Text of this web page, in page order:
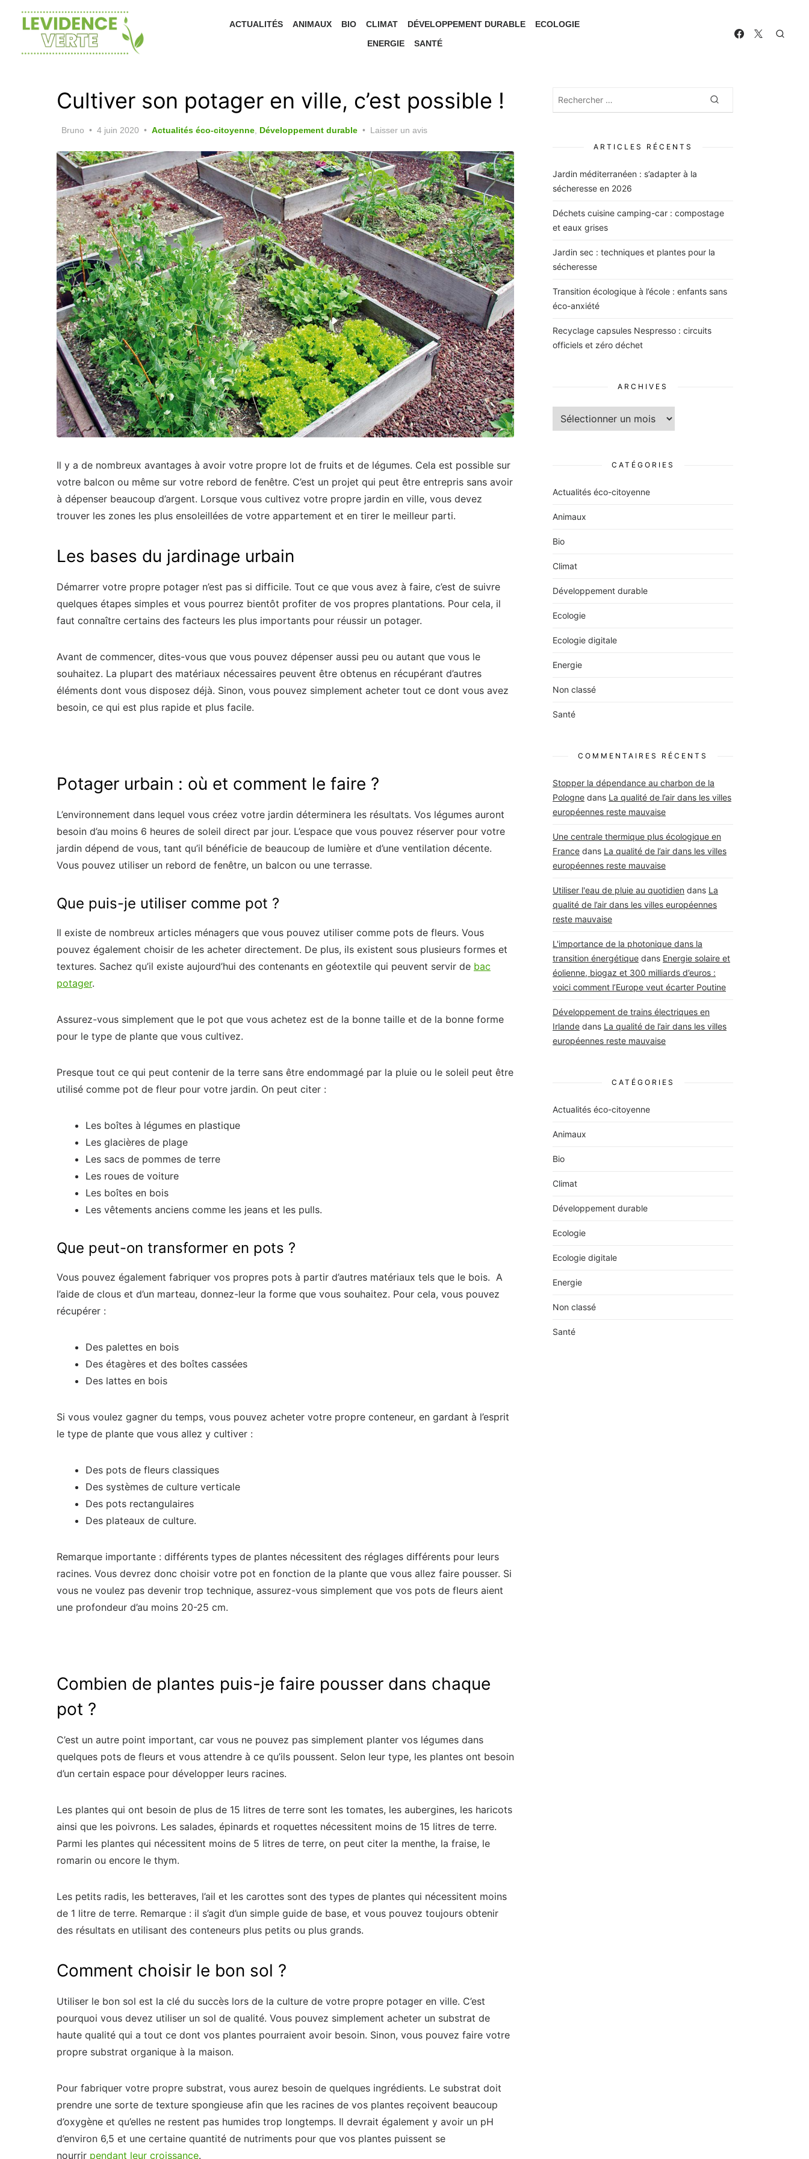
content
ACTUALITÉS ANIMAUX BIO CLIMAT DÉVELOPPEMENT DURABLE
ECOLOGIE
ENERGIE
SANTÉ
Cultiver son potager en ville, c’est possible !
Bruno
Posted
4 juin 2020 Actualités éco-citoyenne Développement durable Laisser un avis
Il y a de nombreux avantages à avoir votre propre lot de fruits et de légumes. Cela est possible sur
votre balcon ou même sur votre rebord de fenêtre. C’est un projet qui peut être entrepris sans avoir
à dépenser beaucoup d’argent. Lorsque vous cultivez votre propre jardin en ville, vous devez
trouver les zones les plus ensoleillées de votre appartement et en tirer le meilleur parti.
Les bases du jardinage urbain
Démarrer votre propre potager n’est pas si difficile. Tout ce que vous avez à faire, c’est de suivre
quelques étapes simples et vous pourrez bientôt profiter de vos propres plantations. Pour cela, il
faut connaître certains des facteurs les plus importants pour réussir un potager.
Avant de commencer, dites-vous que vous pouvez dépenser aussi peu ou autant que vous le
souhaitez. La plupart des matériaux nécessaires peuvent être obtenus en récupérant d’autres
éléments dont vous disposez déjà. Sinon, vous pouvez simplement acheter tout ce dont vous avez
besoin, ce qui est plus rapide et plus facile.
Potager urbain : où et comment le faire ?
L’environnement dans lequel vous créez votre jardin déterminera les résultats. Vos légumes auront
besoin d’au moins 6 heures de soleil direct par jour. L’espace que vous pouvez réserver pour votre
jardin dépend de vous, tant qu’il bénéficie de beaucoup de lumière et d’une ventilation décente.
Vous pouvez utiliser un rebord de fenêtre, un balcon ou une terrasse.
Que puis-je utiliser comme pot ?
Il existe de nombreux articles ménagers que vous pouvez utiliser comme pots de fleurs. Vous
pouvez également choisir de les acheter directement. De plus, ils existent sous plusieurs formes et
textures. Sachez qu’il existe aujourd’hui des contenants en géotextile qui peuvent servir de bac
potager.
Assurez-vous simplement que le pot que vous achetez est de la bonne taille et de la bonne forme
pour le type de plante que vous cultivez.
Presque tout ce qui peut contenir de la terre sans être endommagé par la pluie ou le soleil peut être
utilisé comme pot de fleur pour votre jardin. On peut citer :
Les boîtes à légumes en plastique
Les glacières de plage
Les sacs de pommes de terre
Les roues de voiture
Les boîtes en bois
Les vêtements anciens comme les jeans et les pulls.
Que peut-on transformer en pots ?
Vous pouvez également fabriquer vos propres pots à partir d’autres matériaux tels que le bois. A
l’aide de clous et d’un marteau, donnez-leur la forme que vous souhaitez. Pour cela, vous pouvez
récupérer :
Des palettes en bois
Des étagères et des boîtes cassées
Des lattes en bois
Si vous voulez gagner du temps, vous pouvez acheter votre propre conteneur, en gardant à l’esprit
le type de plante que vous allez y cultiver :
Des pots de fleurs classiques
Des systèmes de culture verticale
Des pots rectangulaires
Des plateaux de culture.
Remarque importante : différents types de plantes nécessitent des réglages différents pour leurs
racines. Vous devrez donc choisir votre pot en fonction de la plante que vous allez faire pousser. Si
vous ne voulez pas devenir trop technique, assurez-vous simplement que vos pots de fleurs aient
une profondeur d’au moins 20-25 cm.
Combien de plantes puis-je faire pousser dans chaque
pot ?
C’est un autre point important, car vous ne pouvez pas simplement planter vos légumes dans
quelques pots de fleurs et vous attendre à ce qu’ils poussent. Selon leur type, les plantes ont besoin
d’un certain espace pour développer leurs racines.
Les plantes qui ont besoin de plus de 15 litres de terre sont les tomates, les aubergines, les haricots
ainsi que les poivrons. Les salades, épinards et roquettes nécessitent moins de 15 litres de terre.
Parmi les plantes qui nécessitent moins de 5 litres de terre, on peut citer la menthe, la fraise, le
romarin ou encore le thym.
Les petits radis, les betteraves, l’ail et les carottes sont des types de plantes qui nécessitent moins
de 1 litre de terre. Remarque : il s’agit d’un simple guide de base, et vous pouvez toujours obtenir
des résultats en utilisant des conteneurs plus petits ou plus grands.
Comment choisir le bon sol ?
Utiliser le bon sol est la clé du succès lors de la culture de votre propre potager en ville. C’est
pourquoi vous devez utiliser un sol de qualité. Vous pouvez simplement acheter un substrat de
haute qualité qui a tout ce dont vos plantes pourraient avoir besoin. Sinon, vous pouvez faire votre
propre substrat organique à la maison.
Pour fabriquer votre propre substrat, vous aurez besoin de quelques ingrédients. Le substrat doit
prendre une sorte de texture spongieuse afin que les racines de vos plantes reçoivent beaucoup
d’oxygène et qu’elles ne restent pas humides trop longtemps. Il devrait également y avoir un pH
d’environ 6,5 et une certaine quantité de nutriments pour que vos plantes puissent se
nourrir pendant leur croissance.
Rechercher
ARTICLES RÉCENTS
Jardin méditerranéen : s’adapter à la
sécheresse en 2026
Déchets cuisine camping-car : compostage
et eaux grises
Jardin sec : techniques et plantes pour la
sécheresse
Transition écologique à l’école : enfants sans
éco-anxiété
Recyclage capsules Nespresso : circuits
officiels et zéro déchet
ARCHIVES
Archives
CATÉGORIES
Actualités éco-citoyenne
Animaux
Bio
Climat
Développement durable
Ecologie
Ecologie digitale
Energie
Non classé
Santé
COMMENTAIRES RÉCENTS
Stopper la dépendance au charbon de la
Pologne dans La qualité de l’air dans les villes
européennes reste mauvaise
Une centrale thermique plus écologique en
France dans La qualité de l’air dans les villes
européennes reste mauvaise
Utiliser l'eau de pluie au quotidien dans La
qualité de l’air dans les villes européennes
reste mauvaise
L'importance de la photonique dans la
transition énergétique dans Energie solaire et
éolienne, biogaz et 300 milliards d’euros :
voici comment l’Europe veut écarter Poutine
Développement de trains électriques en
Irlande dans La qualité de l’air dans les villes
européennes reste mauvaise
CATÉGORIES
Actualités éco-citoyenne
Animaux
Bio
Climat
Développement durable
Ecologie
Ecologie digitale
Energie
Non classé
Santé